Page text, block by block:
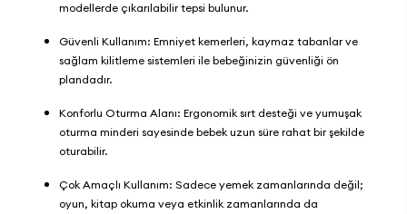
modellerde çıkarılabilir tepsi bulunur.
Güvenli Kullanım: Emniyet kemerleri, kaymaz tabanlar ve
sağlam kilitleme sistemleri ile bebeğinizin güvenliği ön
plandadır.
Konforlu Oturma Alanı: Ergonomik sırt desteği ve yumuşak
oturma minderi sayesinde bebek uzun süre rahat bir şekilde
oturabilir.
Çok Amaçlı Kullanım: Sadece yemek zamanlarında değil;
oyun, kitap okuma veya etkinlik zamanlarında da